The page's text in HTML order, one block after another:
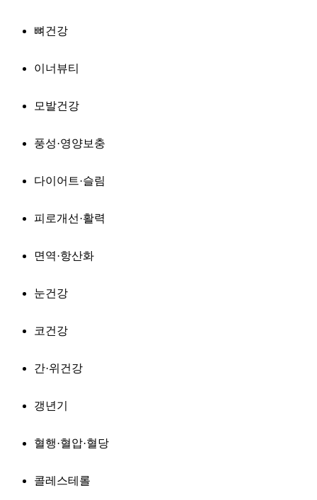
뼈건강
이너뷰티
모발건강
풍성·영양보충
다이어트·슬림
피로개선·활력
면역·항산화
눈건강
코건강
간·위건강
갱년기
혈행·혈압·혈당
콜레스테롤